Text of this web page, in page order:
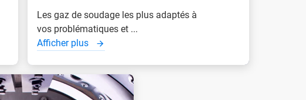
Les gaz de soudage les plus adaptés à
vos problématiques et ...
Afficher plus